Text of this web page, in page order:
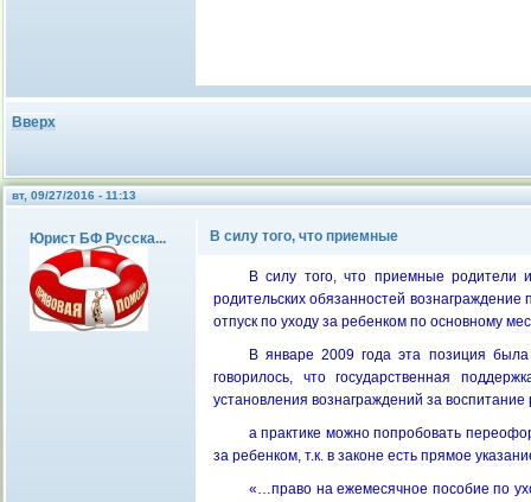
Вверх
вт, 09/27/2016 - 11:13
Юрист БФ Русска... В силу того, что приемные
В силу того, что приемные родители
родительских обязанностей
отпуск по уходу за ребенком по основному
В январе 2009 года эта позиция
говорилось, что государственная
установления вознаграждений за
а практике можно попробовать
за ребенком, т.к. в законе есть прямое
«…право на ежемесячное пособие по